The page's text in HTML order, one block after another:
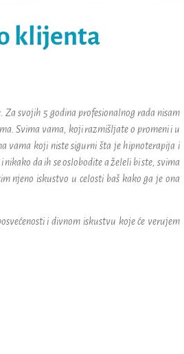
klijenta
svojih 5 godina profesionalnog rada nisam
Svima vama, koji razmišljate o promeni i u
vama koji niste sigurni šta je hipnoterapija i
da ih se oslobodite a želeli bi ste, svima
njeno iskustvo u celosti baš kako ga je ona
i divnom iskustvu koje će verujem